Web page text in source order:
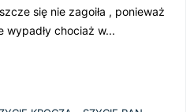
się nie zagoiła , ponieważ
chociaż w...